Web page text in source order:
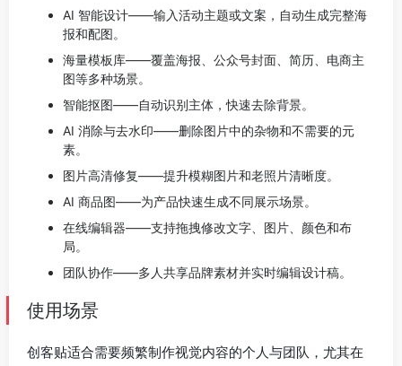
AI 智能设计——输入活动主题或文案，自动生成完整海
报和配图。
海量模板库——覆盖海报、公众号封面、简历、电商主
图等多种场景。
智能抠图——自动识别主体，快速去除背景。
AI 消除与去水印——删除图片中的杂物和不需要的元
素。
图片高清修复——提升模糊图片和老照片清晰度。
AI 商品图——为产品快速生成不同展示场景。
在线编辑器——支持拖拽修改文字、图片、颜色和布
局。
团队协作——多人共享品牌素材并实时编辑设计稿。
使用场景
创客贴适合需要频繁制作视觉内容的个人与团队，尤其在